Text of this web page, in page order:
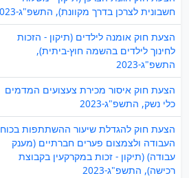
חשבונית לצרכן בדרך מקוונת), התשפ"ג-2023
הצעת חוק אומנה לילדים (תיקון - הזכות
לחינוך לילדים בהשמה חוץ-ביתית),
התשפ"ג-2023
הצעת חוק איסור מכירת צעצועים המדמים
כלי נשק, התשפ"ג-2023
הצעת חוק להגדלת שיעור ההשתתפות בכוח
העבודה ולצמצום פערים חברתיים (מענק
עבודה) (תיקון - זכות במקרקעין בקבוצת
רכישה), התשפ"ג-2023